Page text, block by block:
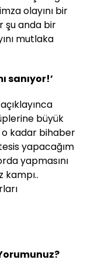
olayını bir
şu anda bir
mutlaka
sanıyor!’
büyük
kadar bihaber
yapacağım
yapmasını
kampı..